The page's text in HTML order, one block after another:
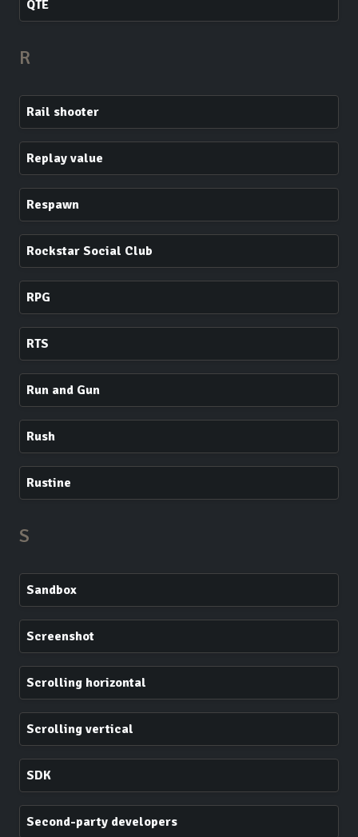
QTE
R
Rail shooter
Replay value
Respawn
Rockstar Social Club
RPG
RTS
Run and Gun
Rush
Rustine
S
Sandbox
Screenshot
Scrolling horizontal
Scrolling vertical
SDK
Second-party developers